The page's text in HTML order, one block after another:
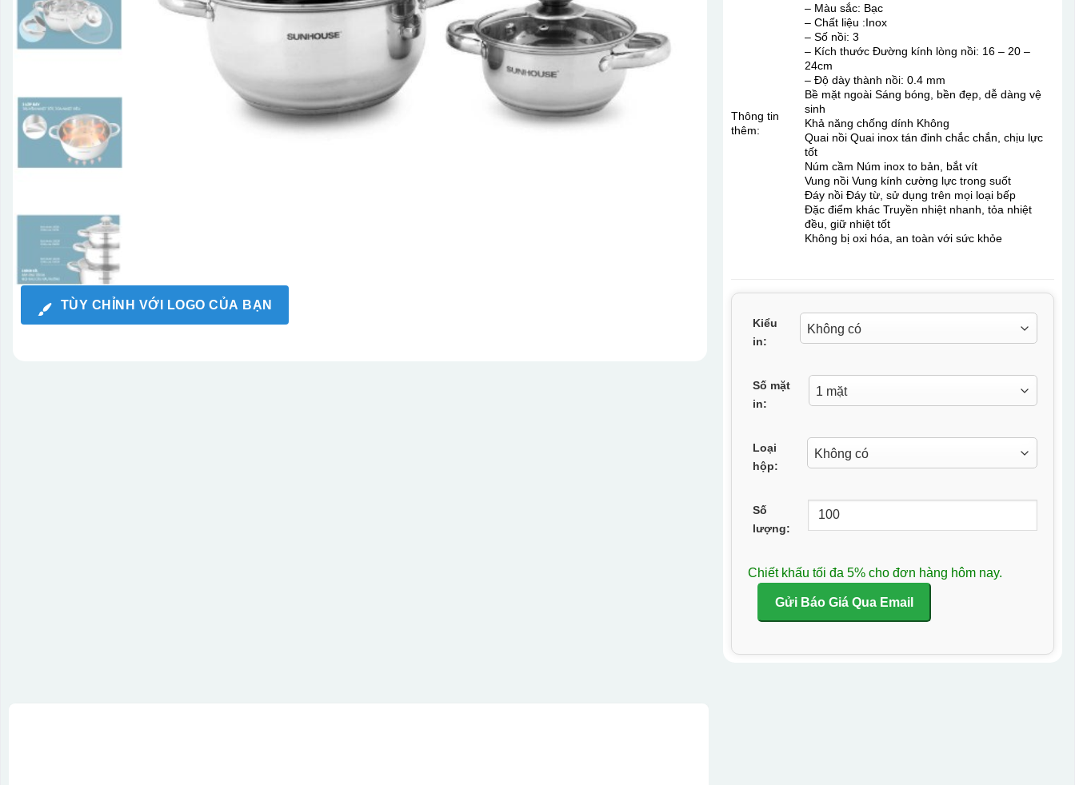
TÙY CHỈNH VỚI LOGO CỦA BẠN
Thông tin
thêm:
– Màu sắc: Bạc
– Chất liệu :Inox
– Số nồi: 3
– Kích thước Đường kính lòng nồi: 16 – 20 –
24cm
– Độ dày thành nồi: 0.4 mm
Bề mặt ngoài Sáng bóng, bền đẹp, dễ dàng vệ
sinh
Khả năng chống dính Không
Quai nồi Quai inox tán đinh chắc chắn, chịu lực
tốt
Núm cầm Núm inox to bản, bắt vít
Vung nồi Vung kính cường lực trong suốt
Đáy nồi Đáy từ, sử dụng trên mọi loại bếp
Đặc điểm khác Truyền nhiệt nhanh, tỏa nhiệt
đều, giữ nhiệt tốt
Không bị oxi hóa, an toàn với sức khỏe
Kiểu
in:
Số mặt
in:
Loại
hộp:
Số
lượng:
Chiết khấu tối đa 5% cho đơn hàng hôm nay.
Gửi Báo Giá Qua Email